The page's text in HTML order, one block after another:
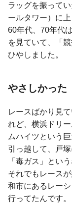
ラッグを振って
ールタワー）に
60年代、70年代
を見ていて、「
ひやしました。
やさしかった
レースばかり見
れど、横浜ドリ
ムハイツという
引っ越して、戸
「毒ガス」とい
それでもレース
和市にあるレー
行ってたんです。